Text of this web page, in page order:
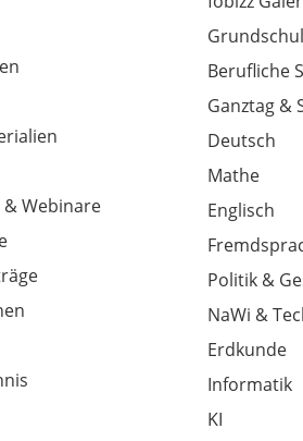
Webinare
Berufliche
Ganztag &
Deutsch
Mathe
Englisch
Politik &
NaWi &
Erdkunde
Informatik
KI